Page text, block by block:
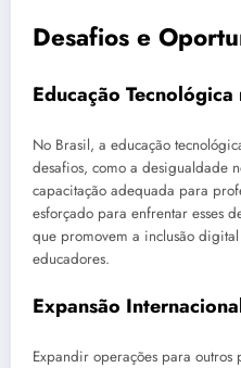
Desafios e
Educação Tecnológica
No Brasil, a educação
desafios, como a desigualdade
capacitação adequada para
esforçado para enfrentar esses
que promovem a inclusão
educadores.
Expansão
Expandir operações para outros